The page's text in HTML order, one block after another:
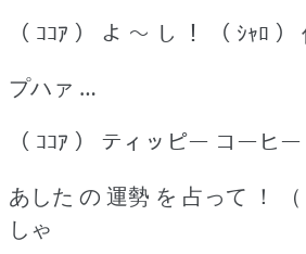
（ ｺｺｱ ） よ ～ し ！ （ ｼｬﾛ
プハァ …
（ ｺｺｱ ） ティッピー コーヒ
あした の 運勢 を 占って ！ （
しゃ